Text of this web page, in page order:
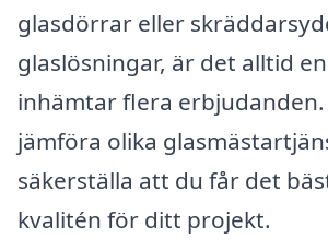
glasdörrar eller
glaslösningar, är det alltid
inhämtar flera
jämföra olika
säkerställa att du får det
kvalitén för ditt projekt.